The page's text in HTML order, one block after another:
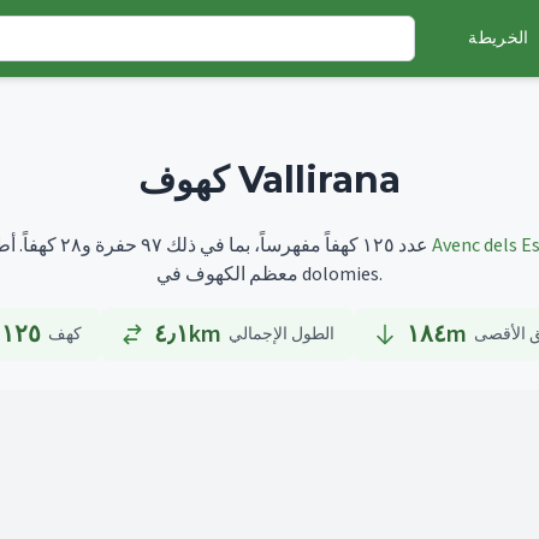
الخريطة
كهوف Vallirana
تضم Vallirana عدد ١٢٥ كهفاً مفهرساً، بما في ذلك ٩٧ حفرة و٢٨ كهفاً. Avenc dels
معظم الكهوف في dolomies.
١٢٥ كهف ٤٫١km الطول الإجمالي ١٨٤m الأقصى